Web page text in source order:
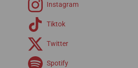
Instagram
Tiktok
Twitter
Spotify